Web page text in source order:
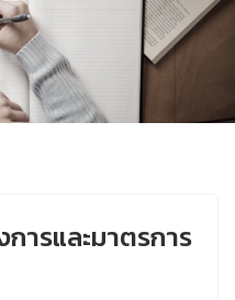
การและมาตรการ